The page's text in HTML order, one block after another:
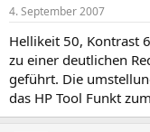
4. September 2007
Hellikeit 50, Kontrast
zu einer deutlichen
geführt. Die
das HP Tool Funkt